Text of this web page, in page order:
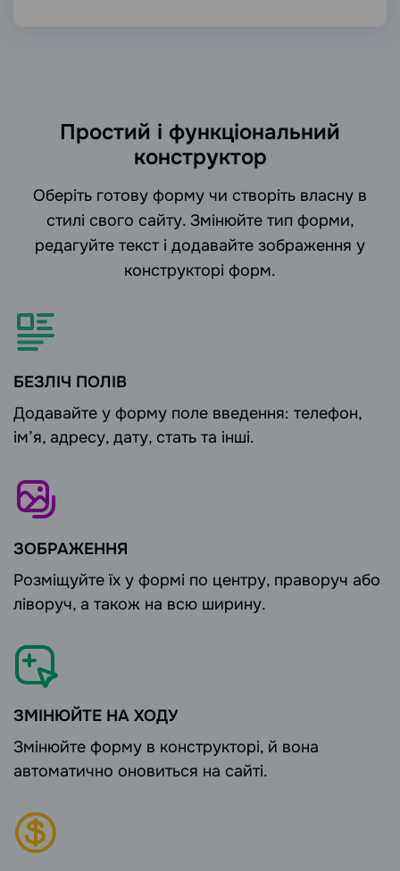
Простий і функціональний
конструктор
Оберіть готову форму чи створіть власну в
стилі свого сайту. Змінюйте тип форми,
редагуйте текст і додавайте зображення у
конструкторі форм.
БЕЗЛІЧ ПОЛІВ
Додавайте у форму поле введення: телефон,
ім’я, адресу, дату, стать та інші.
ЗОБРАЖЕННЯ
Розміщуйте їх у формі по центру, праворуч або
ліворуч, а також на всю ширину.
ЗМІНЮЙТЕ НА ХОДУ
Змінюйте форму в конструкторі, й вона
автоматично оновиться на сайті.